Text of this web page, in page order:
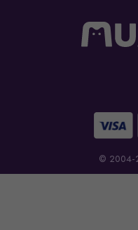
© 2004-